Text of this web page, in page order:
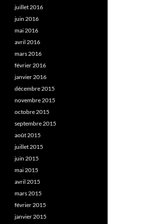
juillet 2016
juin 2016
mai 2016
avril 2016
mars 2016
février 2016
janvier 2016
décembre 2015
novembre 2015
octobre 2015
septembre 2015
août 2015
juillet 2015
juin 2015
mai 2015
avril 2015
mars 2015
février 2015
janvier 2015